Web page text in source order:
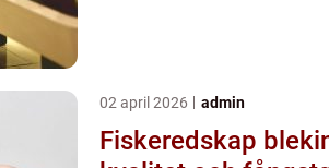
02 april 2026 admin
Fiskeredskap blekinge